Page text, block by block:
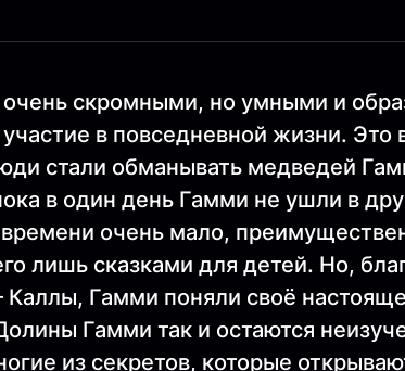
скромными, но умными и
в повседневной жизни. Это
стали обманывать медведей
в один день Гамми не ушли в
очень мало,
лишь сказками для детей. Но,
Гамми поняли своё
Гамми так и остаются
из секретов, которые